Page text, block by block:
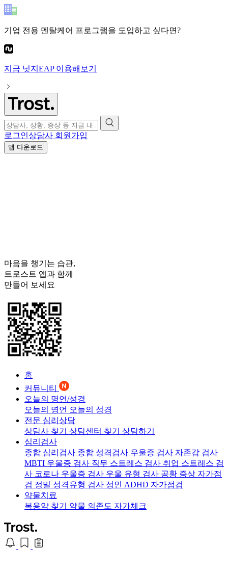
기업 전용 멘탈케어 프로그램을 도입하고 싶다면?
지금 넛지EAP이용해보기
로그인상담사 회원가입
앱 다운로드
마음을 챙기는 습관,
트로스트 앱과 함께
만들어 보세요
홈
커뮤니티
오늘의 명언/성경
오늘의 명언 오늘의 성경
전문 심리상담
상담사 찾기 상담센터 찾기 상담하기
심리검사
종합 심리검사 종합 성격검사 우울증 검사 자존감 검사
MBTI 우울증 검사 직무 스트레스 검사 취업 스트레스 검
사 코로나 우울증 검사 우울 유형 검사 공황 증상 자가점
검 정밀 성격유형 검사 성인 ADHD 자가점검
약물치료
복용약 찾기 약물 의존도 자가체크